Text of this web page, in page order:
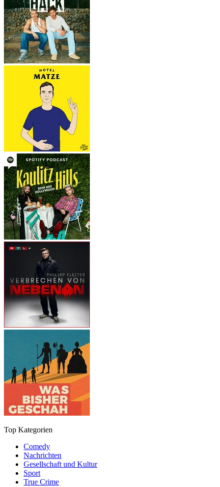
Top Kategorien
Comedy
Nachrichten
Gesellschaft und Kultur
Sport
True Crime